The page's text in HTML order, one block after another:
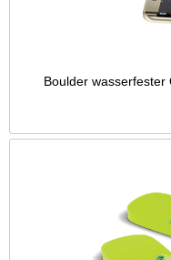
Boulder